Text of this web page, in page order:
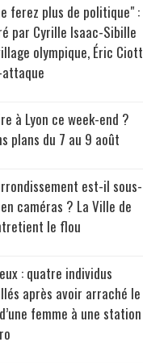
ferez plus de politique" :
par Cyrille Isaac-Sibille
olympique, Éric
à Lyon ce week-end ?
plans du 7 au 9 août
est-il sous-
caméras ? La Ville de
le flou
: quatre individus
après avoir arraché le
femme à une station